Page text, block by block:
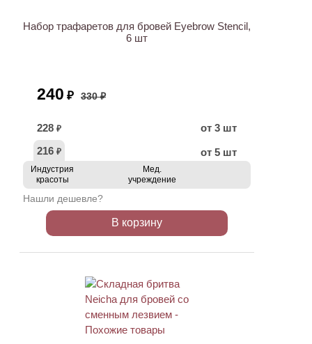
Набор трафаретов для бровей Eyebrow Stencil,
6 шт
240 ₽ 330 ₽
228 ₽
от 3 шт
216 ₽ от 5 шт
Индустрия
красоты
Мед.
учреждение
Нашли дешевле?
В корзину